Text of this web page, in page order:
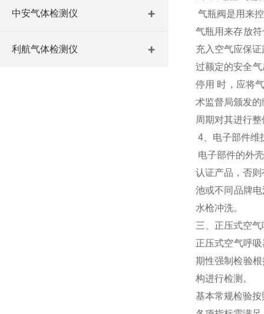
中安气体检测仪
利航气体检测仪
气瓶阀是用来
气瓶用来存放
充入空气应保
过额定的安全
停用 时，应将
术监督局颁发
周期对其进行
4、电子部件维
电子部件的外
认证产品，否
池或不同品牌
水枪冲洗。
三、正压式空
正压式空气呼
期性强制检验
构进行检测。
基本常规检验